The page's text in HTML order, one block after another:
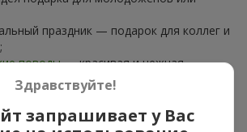
праздник — подарок для коллег и
поводы— красивая и нежная
события— подарок деловому
Здравствуйте!
запрашивает у Вас